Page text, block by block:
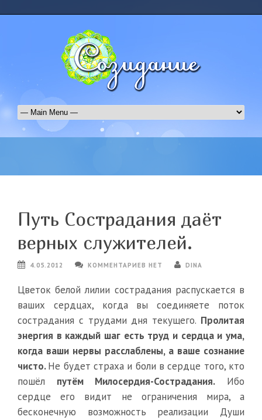
Путь Сострадания даёт
верных служителей.
4.05.2012 КОММЕНТАРИЕВ НЕТ DINA
Цветок белой лилии сострадания распускается в
ваших сердцах, когда вы соединяете поток
сострадания с трудами дня текущего. Пролитая
энергия в каждый шаг есть труд и сердца и ума,
когда ваши нервы расслаблены, а ваше сознание
чисто.Не будет страха и боли в сердце того, кто
пошёл путём Милосердия-Сострадания. Ибо
сердце его видит не ограничения мира, а
бесконечную возможность реализации Души